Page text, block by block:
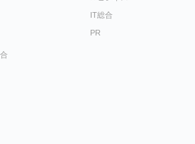
IT総合
PR